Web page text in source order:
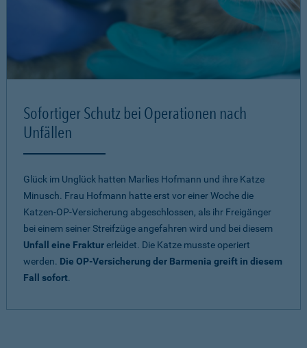
Sofortiger Schutz bei Operationen nach
Unfällen
Glück im Unglück hatten Marlies Hofmann und ihre Katze
Minusch. Frau Hofmann hatte erst vor einer Woche die
Katzen-OP-Versicherung abgeschlossen, als ihr Freigänger
bei einem seiner Streifzüge angefahren wird und bei diesem
Unfall eine Frakturerleidet. Die Katze musste operiert
werden. Die OP-Versicherung der Barmenia greift in diesem
Fall sofort.